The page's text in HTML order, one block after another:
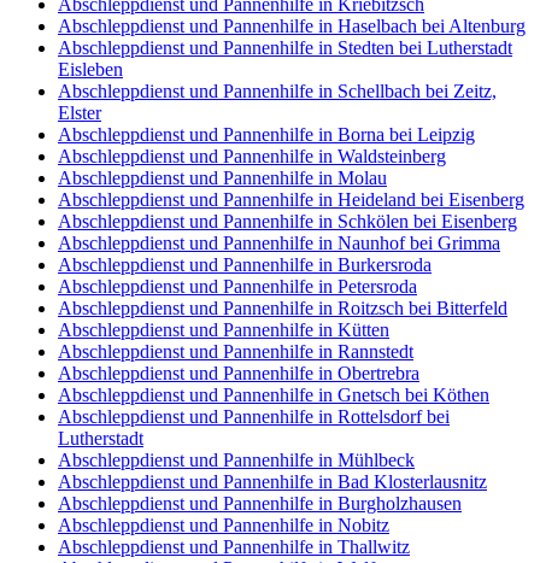
Abschleppdienst und Pannenhilfe in Kriebitzsch
Abschleppdienst und Pannenhilfe in Haselbach bei Altenburg
Abschleppdienst und Pannenhilfe in Stedten bei Lutherstadt
Eisleben
Abschleppdienst und Pannenhilfe in Schellbach bei Zeitz,
Elster
Abschleppdienst und Pannenhilfe in Borna bei Leipzig
Abschleppdienst und Pannenhilfe in Waldsteinberg
Abschleppdienst und Pannenhilfe in Molau
Abschleppdienst und Pannenhilfe in Heideland bei Eisenberg
Abschleppdienst und Pannenhilfe in Schkölen bei Eisenberg
Abschleppdienst und Pannenhilfe in Naunhof bei Grimma
Abschleppdienst und Pannenhilfe in Burkersroda
Abschleppdienst und Pannenhilfe in Petersroda
Abschleppdienst und Pannenhilfe in Roitzsch bei Bitterfeld
Abschleppdienst und Pannenhilfe in Kütten
Abschleppdienst und Pannenhilfe in Rannstedt
Abschleppdienst und Pannenhilfe in Obertrebra
Abschleppdienst und Pannenhilfe in Gnetsch bei Köthen
Abschleppdienst und Pannenhilfe in Rottelsdorf bei
Lutherstadt
Abschleppdienst und Pannenhilfe in Mühlbeck
Abschleppdienst und Pannenhilfe in Bad Klosterlausnitz
Abschleppdienst und Pannenhilfe in Burgholzhausen
Abschleppdienst und Pannenhilfe in Nobitz
Abschleppdienst und Pannenhilfe in Thallwitz